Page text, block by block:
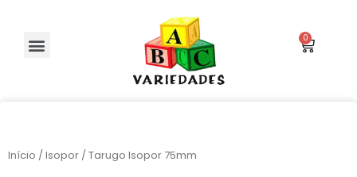
Início / Isopor / Tarugo Isopor 75mm